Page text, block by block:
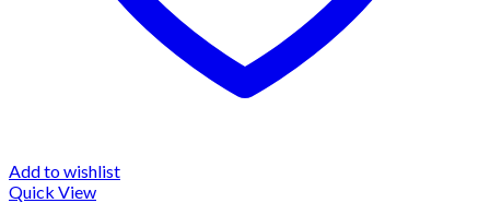
Add to wishlist
Quick View